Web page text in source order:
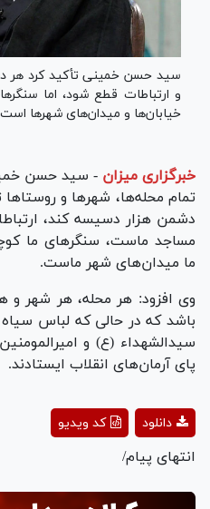
سید حسن خمینی تأکید کرد
و ارتباطات قطع شود، اما
خیابان‌ها و میدان‌های شهر‌ها است
خبرگزاری میزان - سید حسن
تمام محله‌ها، شهر‌ها و
دشمن هزار دسیسه کند،
مساجد ماست، سنگر‌های ما
ما میدان‌های شهر ماست.
وی افزود: هر محله، هر شهر و
باشد که در حالی که لباس سیاه
سیدالشهداء (ع) و
پای آرمان‌های انقلاب ایستادند.
Playکد ویدیو دانلود
انتهای پیام/